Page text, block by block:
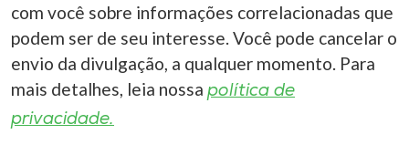
com você sobre informações correlacionadas que
podem ser de seu interesse. Você pode cancelar o
envio da divulgação, a qualquer momento. Para
mais detalhes, leia nossa política de
privacidade.